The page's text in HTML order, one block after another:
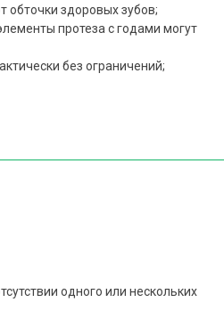
обточки здоровых зубов;
протеза с годами могут
без ограничений;
одного или нескольких